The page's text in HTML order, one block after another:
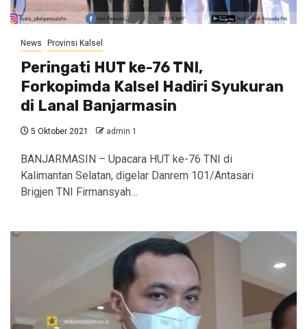
News Provinsi Kalsel
Peringati HUT ke-76 TNI,
Forkopimda Kalsel Hadiri Syukuran
di Lanal Banjarmasin
5 Oktober 2021 admin 1
BANJARMASIN – Upacara HUT ke-76 TNI di
Kalimantan Selatan, digelar Danrem 101/Antasari
Brigjen TNI Firmansyah…